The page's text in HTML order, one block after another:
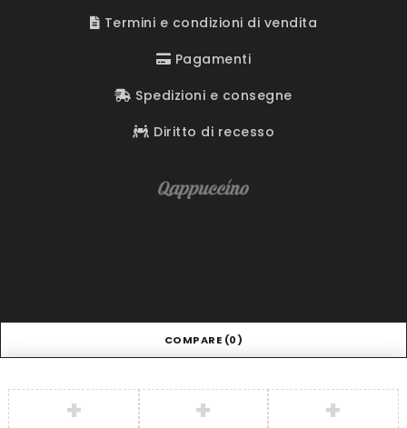
Termini e condizioni di vendita
Pagamenti
Spedizioni e consegne
Diritto di recesso
COMPARE (0)